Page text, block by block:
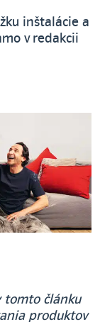
inštalácie a
v redakcii
tomto článku
produktov